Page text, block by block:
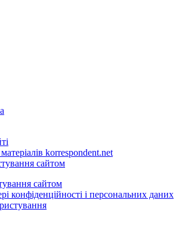
korrespondent.net
сайтом
сайтом
конфіденційності і персональних даних